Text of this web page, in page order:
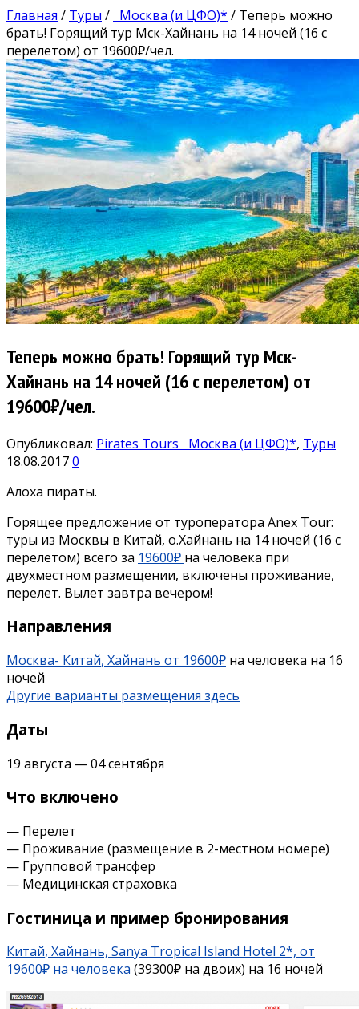
Главная / Туры / Москва (и ЦФО)* / Теперь можно
брать! Горящий тур Мск-Хайнань на 14 ночей (16 с
перелетом) от 19600₽/чел.
Теперь можно брать! Горящий тур Мск-
Хайнань на 14 ночей (16 с перелетом) от
19600₽/чел.
Опубликовал: Pirates Tours Москва (и ЦФО)*, Туры
18.08.20170
Алоха пираты.
Горящее предложение от туроператора Anex Tour:
туры из Москвы в Китай, о.Хайнань на 14 ночей (16 с
перелетом) всего за 19600₽ на человека при
двухместном размещении, включены проживание,
перелет. Вылет завтра вечером!
Направления
Москва- Китай, Хайнань от 19600₽ на человека на 16
ночей
Другие варианты размещения здесь
Даты
19 августа — 04 сентября
Что включено
— Перелет
— Проживание (размещение в 2-местном номере)
— Групповой трансфер
— Медицинская страховка
Гостиница и пример бронирования
Китай, Хайнань, Sanya Tropical Island Hotel 2*, от
19600₽ на человека (39300₽ на двоих) на 16 ночей